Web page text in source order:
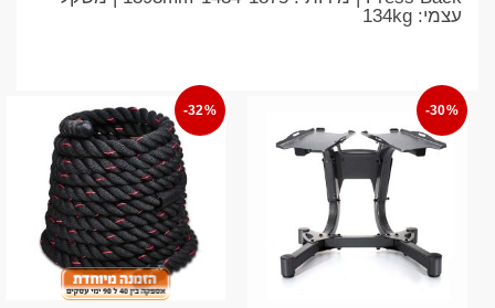
עצמי: 134kg
-30%
-32%